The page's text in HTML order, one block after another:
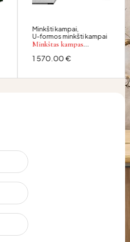
Minkšti kampai,
U-formos minkšti kampai
Minkštas kampas
1 570.00€